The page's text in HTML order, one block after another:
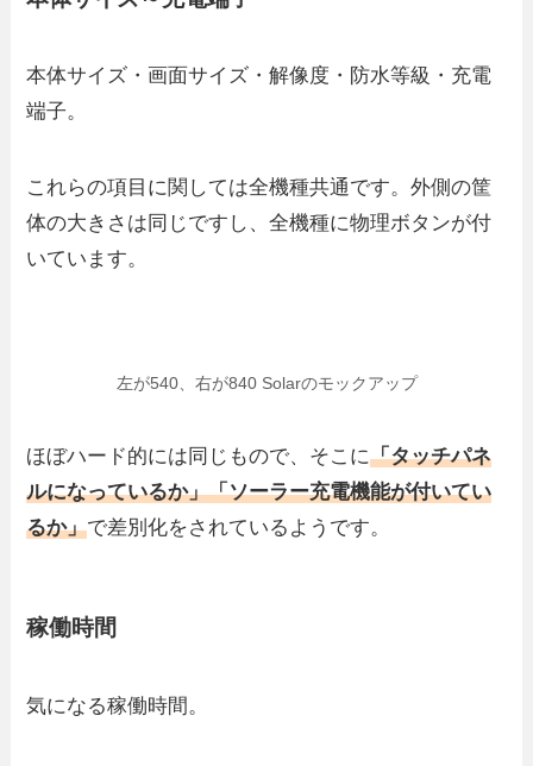
本体サイズ・画面サイズ・解像度・防水等級・充電
端子。
これらの項目に関しては全機種共通です。外側の筐
体の大きさは同じですし、全機種に物理ボタンが付
いています。
左が540、右が840 Solarのモックアップ
ほぼハード的には同じもので、そこに「タッチパネ
ルになっているか」「ソーラー充電機能が付いてい
るか」で差別化をされているようです。
稼働時間
気になる稼働時間。